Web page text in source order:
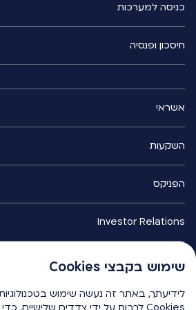
שימוש בקבצי Cookies
לידיעתך, באתר זה נעשה שימוש
כניסה למערכות
חיסכון ופנסיה
אשראי
השקעות
הפניקס
Investor Relations
הפניקס smart